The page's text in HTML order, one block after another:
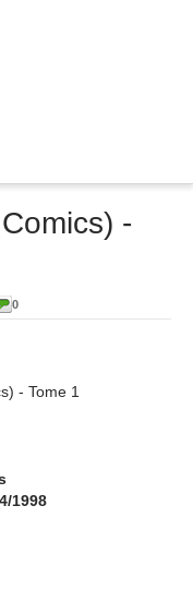
-
0
- Tome 1
1998